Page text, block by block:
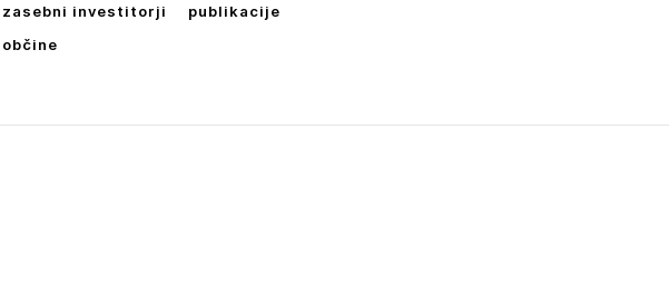
zasebni investitorji
občine
publikacije